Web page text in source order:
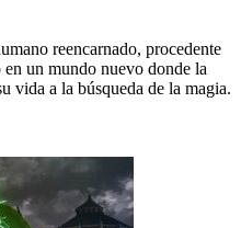
reencarnado, procedente
un mundo nuevo donde la
vida a la búsqueda de la magia.